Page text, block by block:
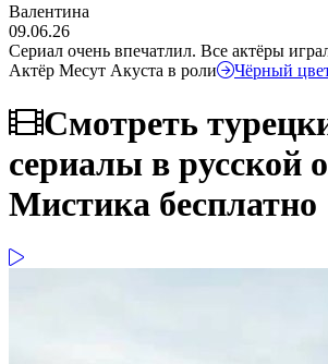
Валентина
09.06.26
Сериал очень впечатлил. Все актёры
Актёр Месут Акуста в роли
Чёрный
Смотреть
сериалы в русской
Мистика бесплатно